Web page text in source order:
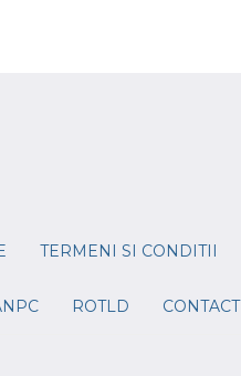
TERMENI SI CONDITII
ROTLD CONTACT